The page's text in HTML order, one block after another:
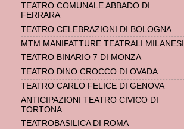
TEATRO COMUNALE ABBADO DI
FERRARA
TEATRO CELEBRAZIONI DI BOLOGNA
MTM MANIFATTURE TEATRALI MILANESI
TEATRO BINARIO 7 DI MONZA
TEATRO DINO CROCCO DI OVADA
TEATRO CARLO FELICE DI GENOVA
ANTICIPAZIONI TEATRO CIVICO DI
TORTONA
TEATROBASILICA DI ROMA